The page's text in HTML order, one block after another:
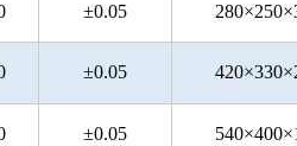
±0.05
±0.05
±0.05